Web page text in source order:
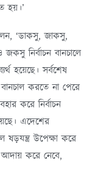
হয়।’
‘ডাকসু, জাকসু,
নির্বাচন বানচালে
হয়েছে। সর্বশেষ
বানচাল করতে না পেরে
করে নির্বাচন
এদেশের
ষড়যন্ত্র উপেক্ষা করে
আদায় করে নেবে,